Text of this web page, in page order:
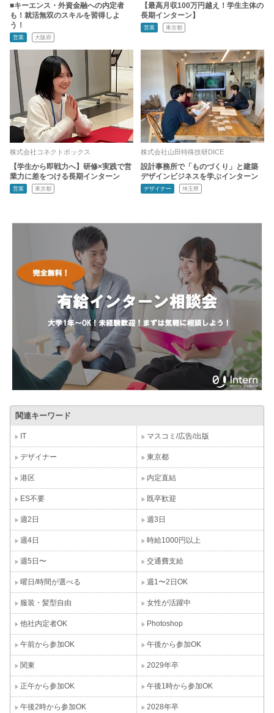
■キーエンス・外資金融への内定者
も！就活無双のスキルを習得しよ
う！
営業 大阪府
【最高月収100万円越え！学生主体の
長期インターン】
営業 東京都
株式会社コネクトボックス
【学生から即戦力へ】研修×実践で営
業力に差をつける長期インターン
営業 東京都
株式会社山田特殊技研DICE
設計事務所で「ものづくり」と建築
デザインビジネスを学ぶインターン
デザイナー 埼玉県
関連キーワード
IT マスコミ/広告/出版
デザイナー 東京都
港区 内定直結
ES不要 既卒歓迎
週2日 週3日
週4日 時給1000円以上
週5日〜 交通費支給
曜日/時間が選べる 週1〜2日OK
服装・髪型自由 女性が活躍中
他社内定者OK Photoshop
午前から参加OK 午後から参加OK
関東 2029年卒
正午から参加OK 午後1時から参加OK
午後2時から参加OK 2028年卒